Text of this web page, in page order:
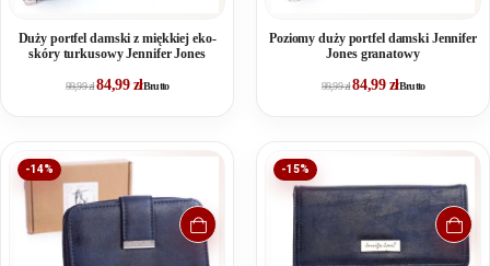
Duży portfel damski z miękkiej eko-
skóry turkusowy Jennifer Jones
99,99zł84,99 złBrutto
Poziomy duży portfel damski Jennifer
Jones granatowy
99,99zł84,99 złBrutto
-14% -15%